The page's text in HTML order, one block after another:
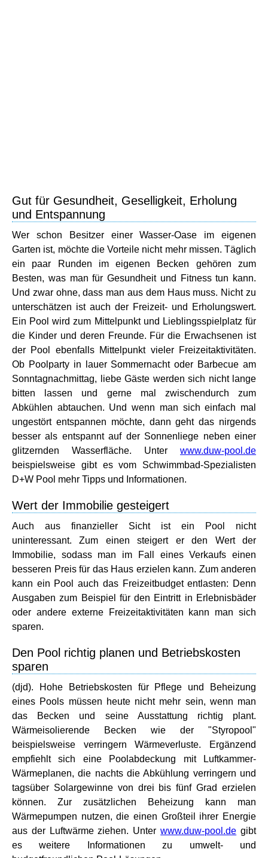
Gut für Gesundheit, Geselligkeit, Erholung
und Entspannung
Wer schon Besitzer einer Wasser-Oase im eigenen
Garten ist, möchte die Vorteile nicht mehr missen. Täglich
ein paar Runden im eigenen Becken gehören zum
Besten, was man für Gesundheit und Fitness tun kann.
Und zwar ohne, dass man aus dem Haus muss. Nicht zu
unterschätzen ist auch der Freizeit- und Erholungswert.
Ein Pool wird zum Mittelpunkt und Lieblingsspielplatz für
die Kinder und deren Freunde. Für die Erwachsenen ist
der Pool ebenfalls Mittelpunkt vieler Freizeitaktivitäten.
Ob Poolparty in lauer Sommernacht oder Barbecue am
Sonntagnachmittag, liebe Gäste werden sich nicht lange
bitten lassen und gerne mal zwischendurch zum
Abkühlen abtauchen. Und wenn man sich einfach mal
ungestört entspannen möchte, dann geht das nirgends
besser als entspannt auf der Sonnenliege neben einer
glitzernden Wasserfläche. Unter www.duw-pool.de
beispielsweise gibt es vom Schwimmbad-Spezialisten
D+W Pool mehr Tipps und Informationen.
Wert der Immobilie gesteigert
Auch aus finanzieller Sicht ist ein Pool nicht
uninteressant. Zum einen steigert er den Wert der
Immobilie, sodass man im Fall eines Verkaufs einen
besseren Preis für das Haus erzielen kann. Zum anderen
kann ein Pool auch das Freizeitbudget entlasten: Denn
Ausgaben zum Beispiel für den Eintritt in Erlebnisbäder
oder andere externe Freizeitaktivitäten kann man sich
sparen.
Den Pool richtig planen und Betriebskosten
sparen
(djd). Hohe Betriebskosten für Pflege und Beheizung
eines Pools müssen heute nicht mehr sein, wenn man
das Becken und seine Ausstattung richtig plant.
Wärmeisolierende Becken wie der "Styropool"
beispielsweise verringern Wärmeverluste. Ergänzend
empfiehlt sich eine Poolabdeckung mit Luftkammer-
Wärmeplanen, die nachts die Abkühlung verringern und
tagsüber Solargewinne von drei bis fünf Grad erzielen
können. Zur zusätzlichen Beheizung kann man
Wärmepumpen nutzen, die einen Großteil ihrer Energie
aus der Luftwärme ziehen. Unterwww.duw-pool.de gibt
es weitere Informationen zu umwelt- und